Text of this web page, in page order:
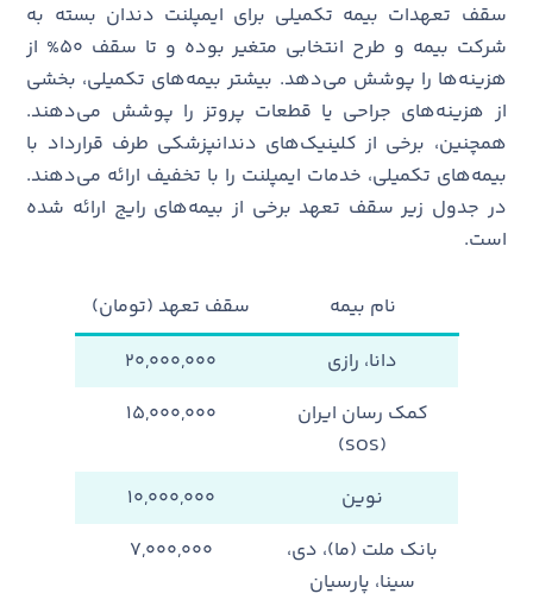
سقف تعهدات بیمه تکمیلی برای ایمپلنت دندان بسته به
شرکت بیمه و طرح انتخابی متغیر بوده و تا سقف ۵۰% از
هزینه‌ها را پوشش می‌دهد. بیشتر بیمه‌های تکمیلی، بخشی
از هزینه‌های جراحی یا قطعات پروتز را پوشش می‌دهند.
همچنین، برخی از کلینیک‌های دندانپزشکی طرف قرارداد با
بیمه‌های تکمیلی، خدمات ایمپلنت را با تخفیف ارائه می‌دهند.
در جدول زیر سقف تعهد برخی از بیمه‌های رایج ارائه شده
است.
نام بیمه
سقف تعهد (تومان)
دانا، رازی
۲۰,۰۰۰,۰۰۰
کمک رسان ایران
(SOS)
۱۵,۰۰۰,۰۰۰
نوین
۱۰,۰۰۰,۰۰۰
بانک ملت (ما)، دی،
سینا، پارسیان
۷,۰۰۰,۰۰۰